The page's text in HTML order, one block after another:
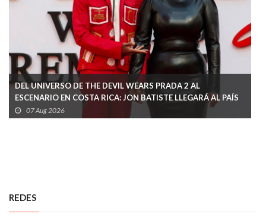
DEL UNIVERSO DE THE DEVIL WEARS PRADA 2 AL
ESCENARIO EN COSTA RICA: JON BATISTE LLEGARÁ AL PAÍS
EN MENOS DE UN MES
07 Aug 2026
REDES